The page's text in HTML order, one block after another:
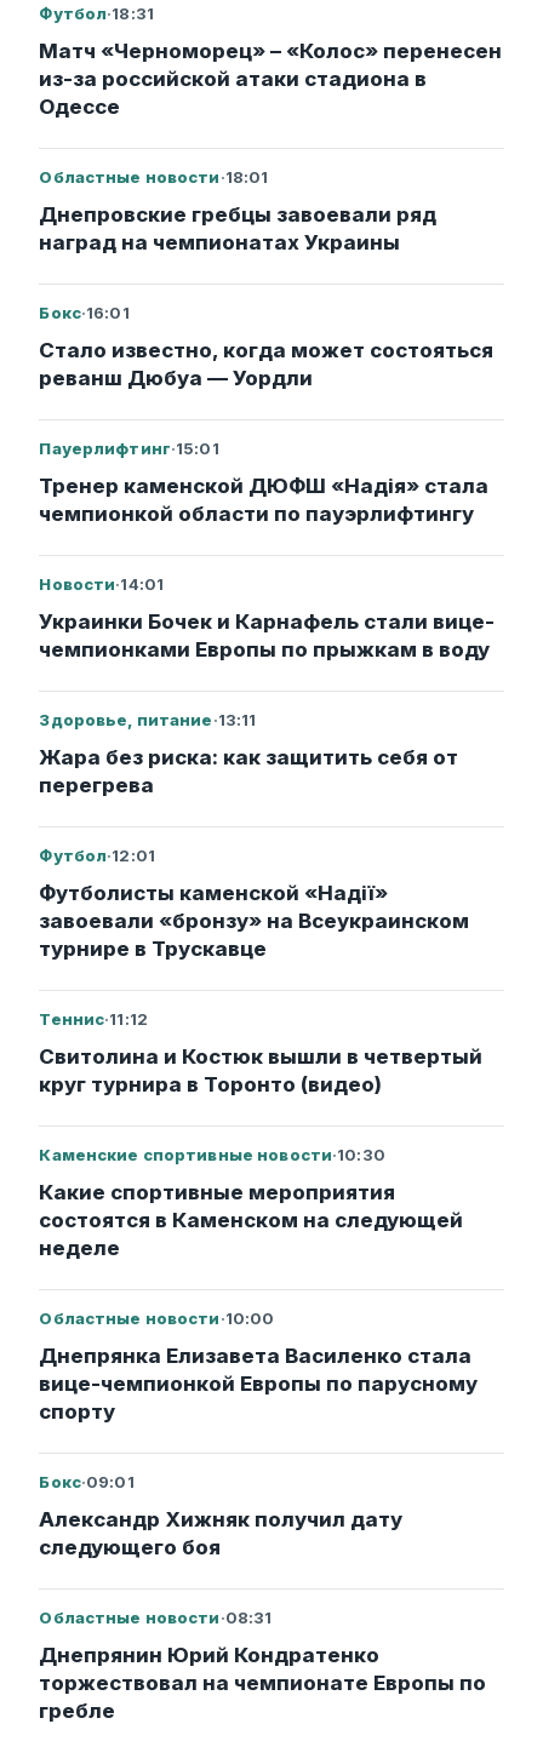
Футбол·18:31
Матч «Черноморец» – «Колос» перенесен
из-за российской атаки стадиона в
Одессе
Областные новости·18:01
Днепровские гребцы завоевали ряд
наград на чемпионатах Украины
Бокс·16:01
Стало известно, когда может состояться
реванш Дюбуа — Уордли
Пауерлифтинг·15:01
Тренер каменской ДЮФШ «Надія» стала
чемпионкой области по пауэрлифтингу
Новости·14:01
Украинки Бочек и Карнафель стали вице-
чемпионками Европы по прыжкам в воду
Здоровье, питание·13:11
Жара без риска: как защитить себя от
перегрева
Футбол·12:01
Футболисты каменской «Надії»
завоевали «бронзу» на Всеукраинском
турнире в Трускавце
Теннис·11:12
Свитолина и Костюк вышли в четвертый
круг турнира в Торонто (видео)
Каменские спортивные новости·10:30
Какие спортивные мероприятия
состоятся в Каменском на следующей
неделе
Областные новости·10:00
Днепрянка Елизавета Василенко стала
вице-чемпионкой Европы по парусному
спорту
Бокс·09:01
Александр Хижняк получил дату
следующего боя
Областные новости·08:31
Днепрянин Юрий Кондратенко
торжествовал на чемпионате Европы по
гребле